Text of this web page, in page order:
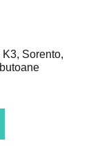
Sorento,